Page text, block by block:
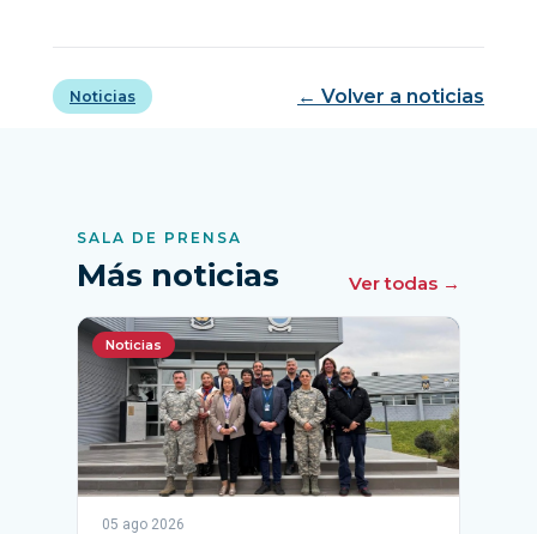
Noticias ← Volver a noticias
SALA DE PRENSA
Más noticias Ver todas →
Noticias
05 ago 2026